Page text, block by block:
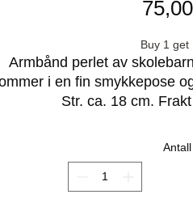
Buy 1 get
Armbånd perlet av
i en fin smykkepose
Str. ca. 18 cm.
Antall